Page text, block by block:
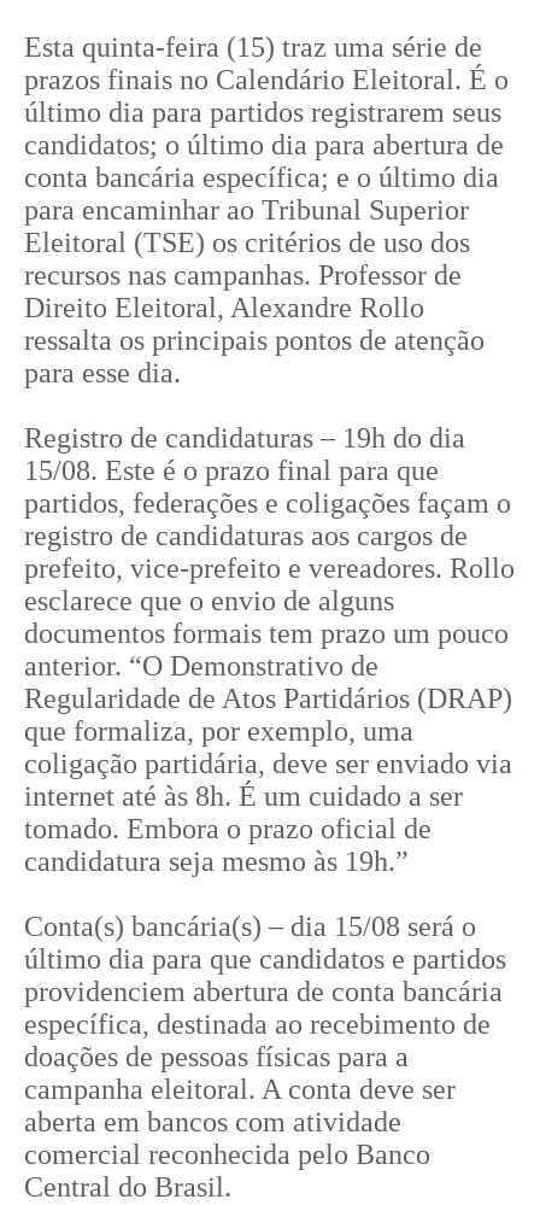
Esta quinta-feira (15) traz uma série de
prazos finais no Calendário Eleitoral. É o
último dia para partidos registrarem seus
candidatos; o último dia para abertura de
conta bancária específica; e o último dia
para encaminhar ao Tribunal Superior
Eleitoral (TSE) os critérios de uso dos
recursos nas campanhas. Professor de
Direito Eleitoral, Alexandre Rollo
ressalta os principais pontos de atenção
para esse dia.
Registro de candidaturas – 19h do dia
15/08. Este é o prazo final para que
partidos, federações e coligações façam o
registro de candidaturas aos cargos de
prefeito, vice-prefeito e vereadores. Rollo
esclarece que o envio de alguns
documentos formais tem prazo um pouco
anterior. “O Demonstrativo de
Regularidade de Atos Partidários (DRAP)
que formaliza, por exemplo, uma
coligação partidária, deve ser enviado via
internet até às 8h. É um cuidado a ser
tomado. Embora o prazo oficial de
candidatura seja mesmo às 19h.”
Conta(s) bancária(s) – dia 15/08 será o
último dia para que candidatos e partidos
providenciem abertura de conta bancária
específica, destinada ao recebimento de
doações de pessoas físicas para a
campanha eleitoral. A conta deve ser
aberta em bancos com atividade
comercial reconhecida pelo Banco
Central do Brasil.